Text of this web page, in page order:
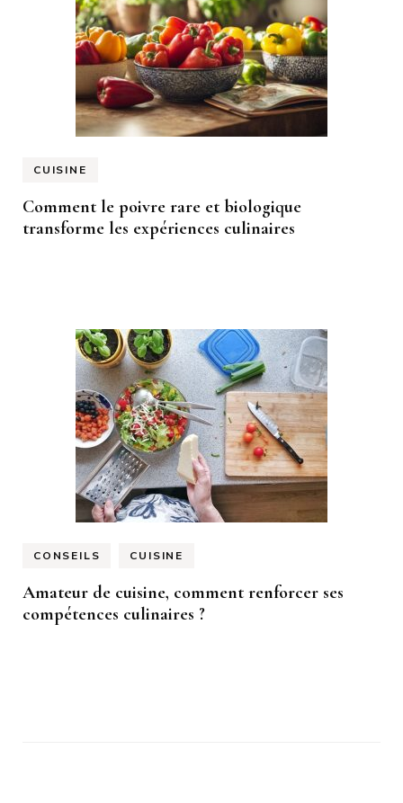
CUISINE
Comment le poivre rare et biologique
transforme les expériences culinaires
CONSEILS CUISINE
Amateur de cuisine, comment renforcer ses
compétences culinaires ?